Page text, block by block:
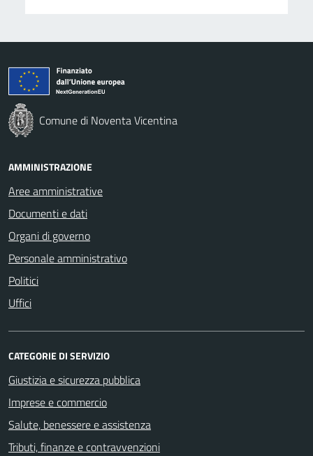
Comune di Noventa Vicentina
AMMINISTRAZIONE
Aree amministrative
Documenti e dati
Organi di governo
Personale amministrativo
Politici
Uffici
CATEGORIE DI SERVIZIO
Giustizia e sicurezza pubblica
Imprese e commercio
Salute, benessere e assistenza
Tributi, finanze e contravvenzioni